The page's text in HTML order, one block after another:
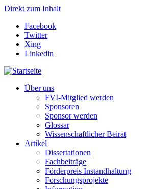
Direkt zum Inhalt
Facebook
Twitter
Xing
Linkedin
Über uns
FVI-Mitglied werden
Sponsoren
Sponsor werden
Glossar
Wissenschaftlicher Beirat
Artikel
Dissertationen
Fachbeiträge
Förderpreis Instandhaltung
Forschungsprojekte